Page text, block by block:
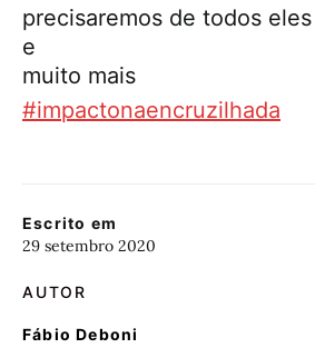
Escrito em
29 setembro 2020
AUTOR
Fábio Deboni
precisaremos de todos eles
e
muito mais
#impactonaencruzilhada